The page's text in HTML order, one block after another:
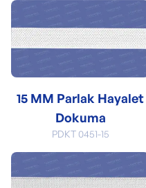
15 MM Parlak Hayalet
Dokuma
PDKT 0451-15